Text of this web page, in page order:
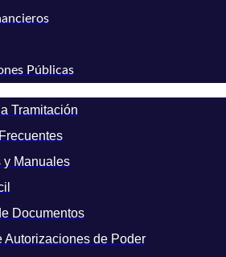
Públicas
Tramitación
y Manuales
Documentos
Autorizaciones de Poder